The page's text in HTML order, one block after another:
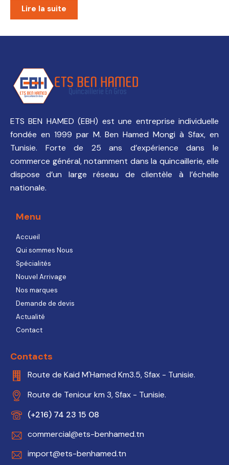
Lire la suite
ETS BEN HAMED (EBH) est une entreprise individuelle
fondée en 1999 par M. Ben Hamed Mongi à Sfax, en
Tunisie. Forte de 25 ans d’expérience dans le
commerce général, notamment dans la quincaillerie, elle
dispose d’un large réseau de clientèle à l’échelle
nationale.
Menu
Accueil
Qui sommes Nous
Spécialités
Nouvel Arrivage
Nos marques
Demande de devis
Actualité
Contact
Contacts
Route de Kaid M'Hamed Km3.5, Sfax - Tunisie.
Route de Teniour km 3, Sfax - Tunisie.
(+216) 74 23 15 08
commercial@ets-benhamed.tn
import@ets-benhamed.tn